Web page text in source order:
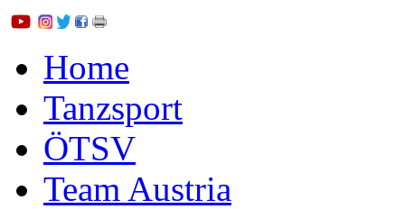
Home
Tanzsport
ÖTSV
Team Austria